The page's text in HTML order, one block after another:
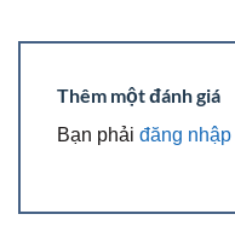
Thêm một đánh giá
Bạn phải đăng nhập